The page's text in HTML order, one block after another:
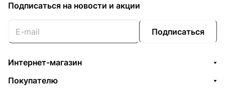
Подписаться на новости и акции
Подписаться
Интернет-магазин
Покупателю